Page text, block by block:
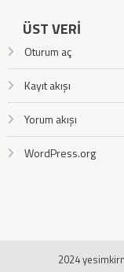
ÜST VERI
Oturum aç
Kayıt akışı
Yorum akışı
WordPress.org
2024